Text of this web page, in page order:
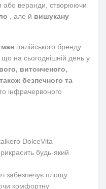
або веранди, створюючи
, але й вишукану
італійського бренду
на сьогоднішній день у
витонченого,
безпечного та
інфрачервоного
DolceVita –
будь-який
забезпечує площу
комфортну